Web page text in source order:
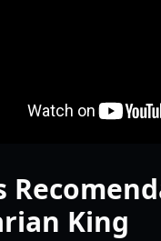
King